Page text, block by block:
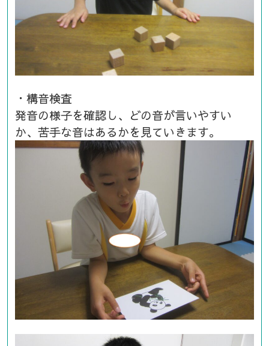
・構音検査
発音の様子を確認し、どの音が言いやすい
か、苦手な音はあるかを見ていきます。